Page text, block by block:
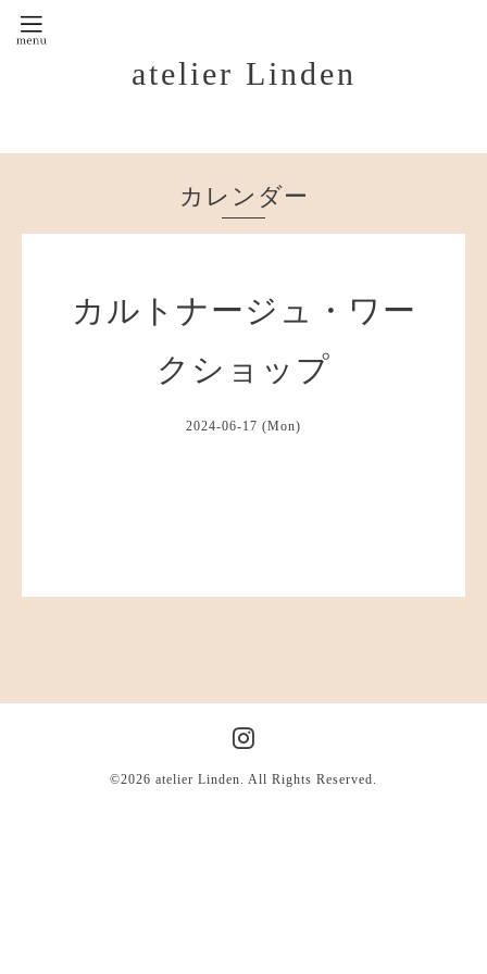
atelier Linden
カレンダー
カルトナージュ・ワー
クショップ
2024-06-17 (Mon)
©2026 atelier Linden. All Rights Reserved.